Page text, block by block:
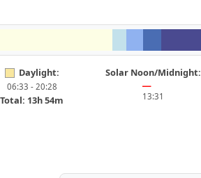
Daylight:
06:33 - 20:28
Total: 13h 54m
Solar Noon/Midnight:
━
13:31